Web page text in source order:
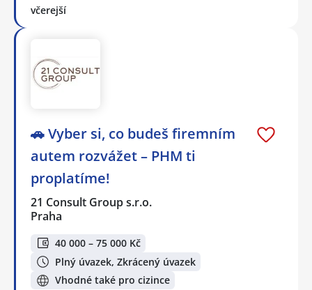
včerejší
🚗 Vyber si, co budeš firemním
autem rozvážet – PHM ti
proplatíme!
21 Consult Group s.r.o.
Praha
40 000 – 75 000 Kč
Plný úvazek, Zkrácený úvazek
Vhodné také pro cizince